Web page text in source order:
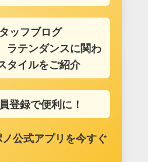
ッフブログ
ラテンダンスに関わ
タイルをご紹介
登録で便利に！
公式アプリを今すぐ